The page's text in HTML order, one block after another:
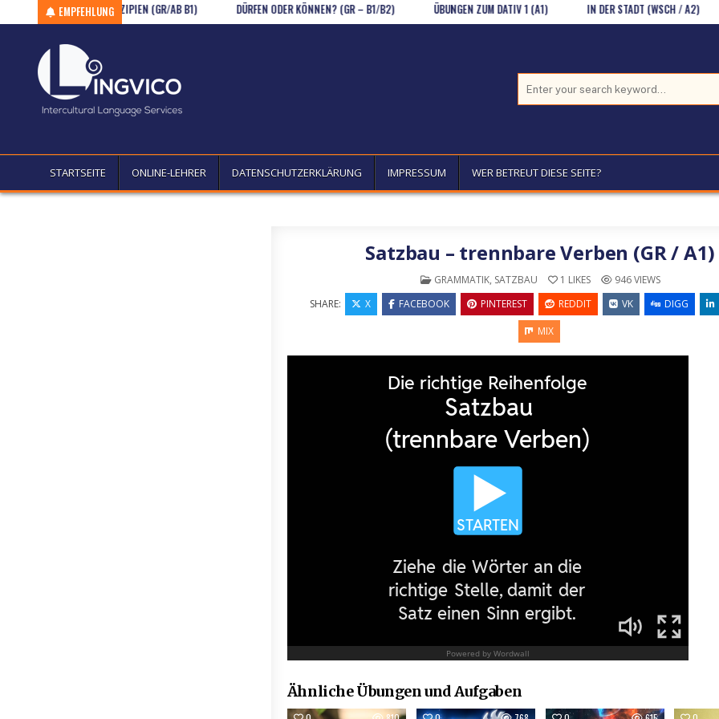
Skip to contentEMPFEHLUNG
PARTIZIPIEN (GR/AB B1) DÜRFEN ODER KÖNNEN? (GR – B1/B2) ÜBUNGEN ZUM DATIV 1 (A1) IN DER STADT (WSCH / A2)
STARTSEITE ONLINE-LEHRER DATENSCHUTZERKLÄRUNG IMPRESSUM WER BETREUT DIESE SEITE?
Satzbau – trennbare Verben (GR / A1)
POSTED IN
GRAMMATIK, SATZBAU 1 LIKES 946VIEWS
SHARE:
X FACEBOOK PINTEREST REDDIT VK
DIGG
MIX
Ähnliche Übungen und Aufgaben